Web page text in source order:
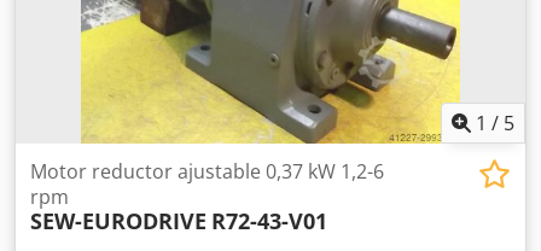
1 / 5
Motor reductor ajustable 0,37 kW 1,2-6
rpm
SEW-EURODRIVE R72-43-V01